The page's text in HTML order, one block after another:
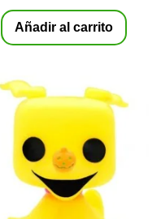
Añadir al carrito